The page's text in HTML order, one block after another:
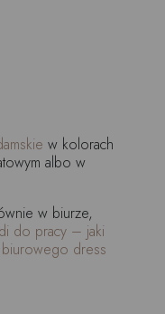
w kolorach
albo w
w biurze,
do pracy – jaki
biurowego dress